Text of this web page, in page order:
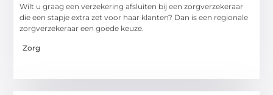
Wilt u graag een verzekering afsluiten bij een zorgverzekeraar
die een stapje extra zet voor haar klanten? Dan is een regionale
zorgverzekeraar een goede keuze.
Zorg